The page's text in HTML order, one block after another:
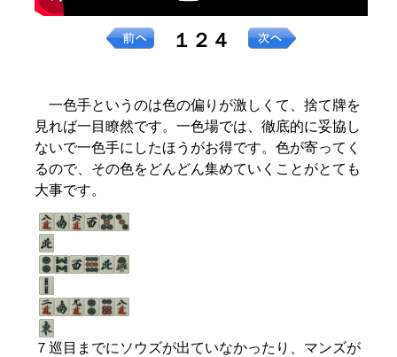
１２４
一色手というのは色の偏りが激しくて、捨て牌を
見れば一目瞭然です。一色場では、徹底的に妥協し
ないで一色手にしたほうがお得です。色が寄ってく
るので、その色をどんどん集めていくことがとても
大事です。
７巡目までにソウズが出ていなかったり、マンズが